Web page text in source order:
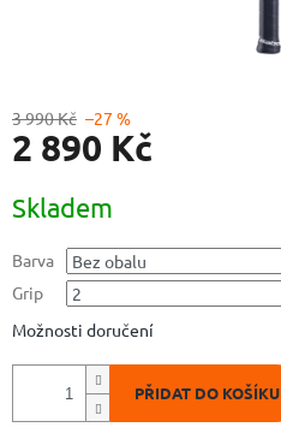
3 990 Kč –27 %
2 890 Kč
cena:
Skladem
Barva
Grip
Možnosti doručení
PŘIDAT DO KOŠÍKU